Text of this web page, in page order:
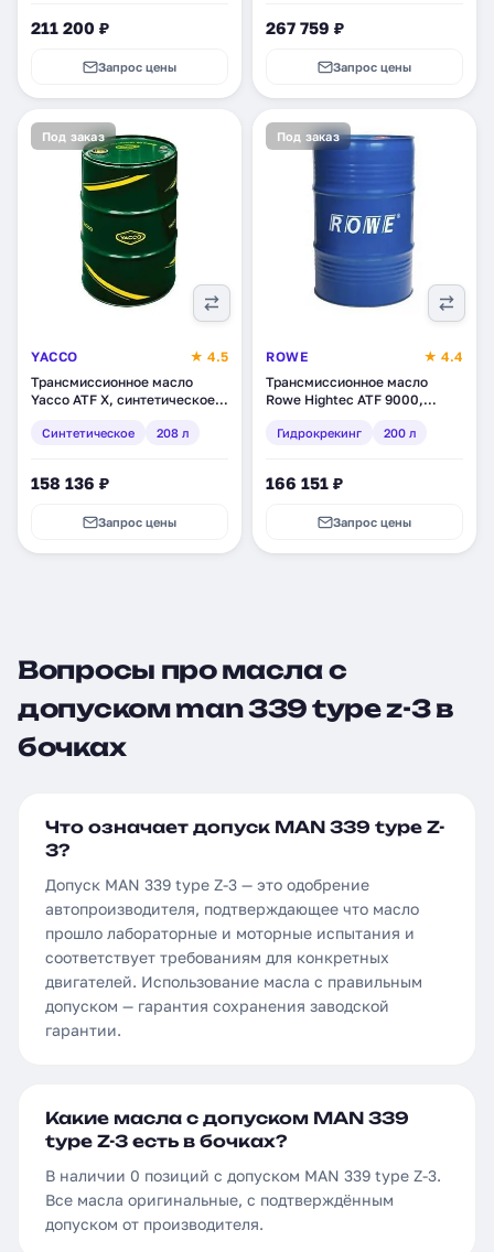
211 200 ₽
Запрос цены
267 759 ₽
Запрос цены
Под заказ
YACCO
★ 4.5
Трансмиссионное масло
Yacco ATF X, синтетическое,
Синтетическое 208 л
158 136 ₽
Запрос цены
Под заказ
ROWE
★ 4.4
Трансмиссионное масло
Rowe Hightec ATF 9000,
синтетическое, 200 л (25020-
Гидрокрекинг 200 л
166 151 ₽
Запрос цены
Вопросы про масла с
допуском man 339 type z-3 в
бочках
Что означает допуск MAN 339 type Z-
3?
Допуск MAN 339 type Z-3 — это одобрение
автопроизводителя, подтверждающее что масло
прошло лабораторные и моторные испытания и
соответствует требованиям для конкретных
двигателей. Использование масла с правильным
допуском — гарантия сохранения заводской
гарантии.
Какие масла с допуском MAN 339
type Z-3 есть в бочках?
В наличии 0 позиций с допуском MAN 339 type Z-3.
Все масла оригинальные, с подтверждённым
допуском от производителя.